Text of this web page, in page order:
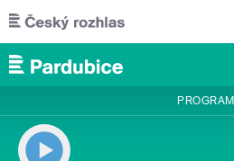
Přejít k hlavnímu obsahu
PROGRAM